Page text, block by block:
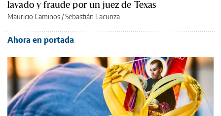
lavado y fraude por un juez de Texas
Mauricio Caminos /Sebastián Lacunza
Ahora en portada